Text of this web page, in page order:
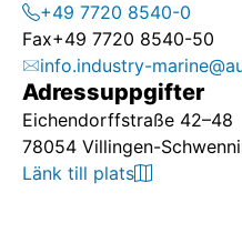
+49 7720 8540-0
Fax+49 7720 8540-50
info.industry-
Adressuppgifter
Eichendorffstraße 42–48
78054 Villingen-
Länk till plats